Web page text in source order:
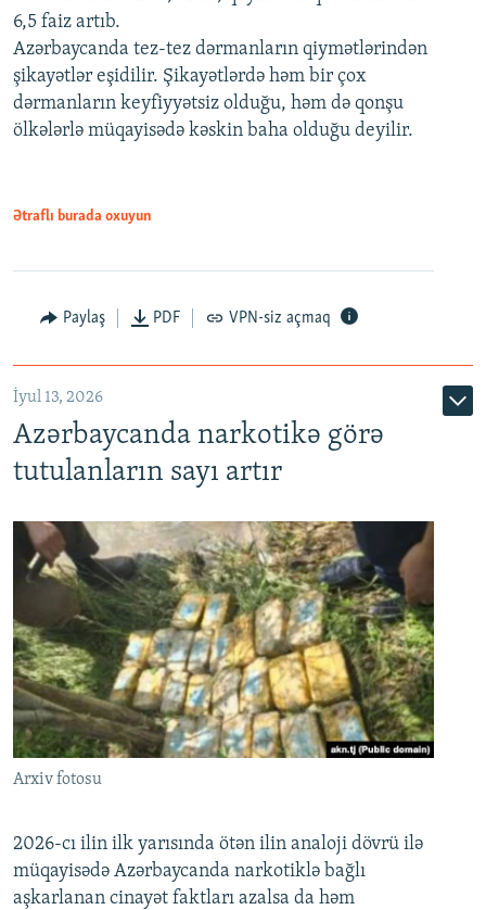
6,5 faiz artıb.
Azərbaycanda tez-tez dərmanların qiymətlərindən
şikayətlər eşidilir. Şikayətlərdə həm bir çox
dərmanların keyfiyyətsiz olduğu, həm də qonşu
ölkələrlə müqayisədə kəskin baha olduğu deyilir.
Ətraflı burada oxuyun
Paylaş PDF VPN-siz açmaq
İyul 13, 2026
Azərbaycanda narkotikə görə
tutulanların sayı artır
Arxiv fotosu
2026-cı ilin ilk yarısında ötən ilin analoji dövrü ilə
müqayisədə Azərbaycanda narkotiklə bağlı
aşkarlanan cinayət faktları azalsa da həm